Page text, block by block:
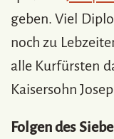
geben. Viel
noch zu
alle Kurfürsten
Kaisersohn
Folgen des